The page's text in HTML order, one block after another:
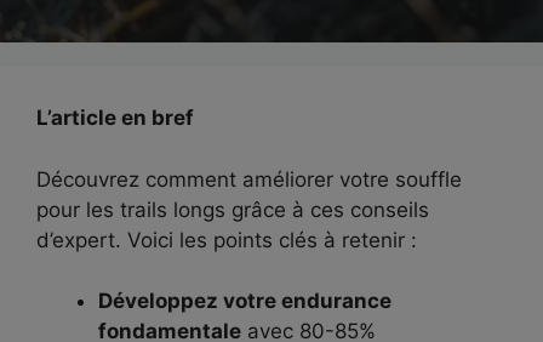
L’article en bref
Découvrez comment améliorer votre souffle
pour les trails longs grâce à ces conseils
d’expert. Voici les points clés à retenir :
Développez votre endurance
fondamentale avec 80-85%